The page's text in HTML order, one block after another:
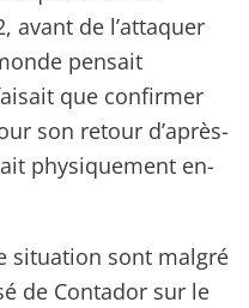
avant de l’attaquer
pensait
que confirmer
son retour d’après-
physiquement en-
situation sont malgré
de Contador sur le